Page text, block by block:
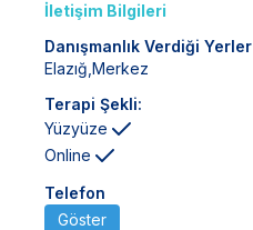
İletişim Bilgileri
Danışmanlık Verdiği Yerler
Elazığ Merkez
Terapi Şekli:
Yüzyüze
Online
Telefon
Göster